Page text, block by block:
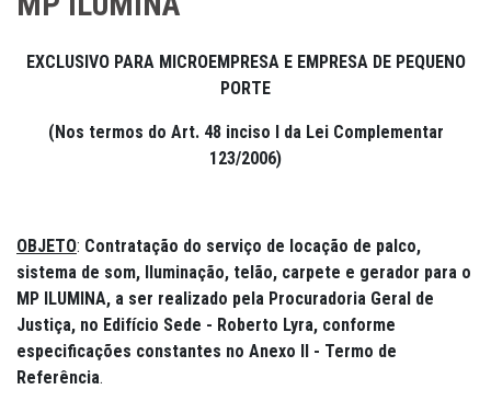
EXCLUSIVO PARA MICROEMPRESA E EMPRESA DE PEQUENO
PORTE
(Nos termos do Art. 48 inciso I da Lei Complementar
123/2006)
OBJETO: Contratação do serviço de locação de palco,
sistema de som, Iluminação, telão, carpete e gerador para o
MP ILUMINA, a ser realizado pela Procuradoria Geral de
Justiça, no Edifício Sede - Roberto Lyra, conforme
especificações constantes no Anexo II - Termo de
Referência.